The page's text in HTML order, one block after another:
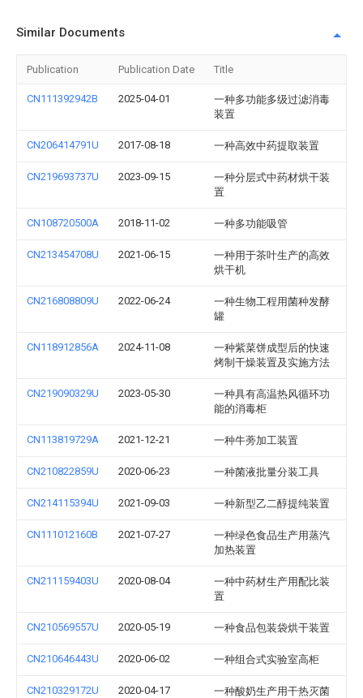
Similar Documents
Publication Publication Date Title
CN111392942B 2025-04-01
一种多功能多级过滤消毒
装置
CN206414791U 2017-08-18 一种高效中药提取装置
CN219693737U 2023-09-15
一种分层式中药材烘干装
置
CN108720500A 2018-11-02 一种多功能吸管
CN213454708U 2021-06-15
一种用于茶叶生产的高效
烘干机
CN216808809U 2022-06-24
一种生物工程用菌种发酵
罐
CN118912856A 2024-11-08
一种紫菜饼成型后的快速
烤制干燥装置及实施方法
CN219090329U 2023-05-30
一种具有高温热风循环功
能的消毒柜
CN113819729A 2021-12-21 一种牛蒡加工装置
CN210822859U 2020-06-23 一种菌液批量分装工具
CN214115394U 2021-09-03 一种新型乙二醇提纯装置
CN111012160B 2021-07-27
一种绿色食品生产用蒸汽
加热装置
CN211159403U 2020-08-04
一种中药材生产用配比装
置
CN210569557U 2020-05-19 一种食品包装袋烘干装置
CN210646443U 2020-06-02 一种组合式实验室高柜
CN210329172U 2020-04-17
一种酸奶生产用干热灭菌